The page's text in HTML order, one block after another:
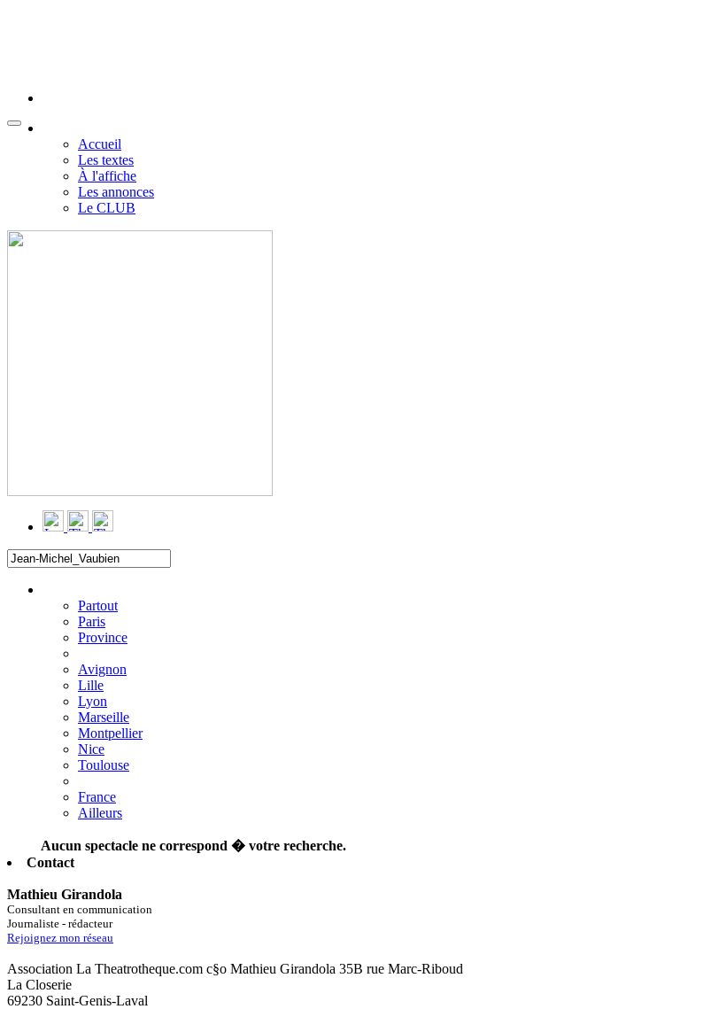
Accueil
Les textes
À l'affiche
Les annonces
Le CLUB
Partout
Paris
Province
Avignon
Lille
Lyon
Marseille
Montpellier
Nice
Toulouse
France
Ailleurs
Aucun spectacle ne correspond � votre recherche.
Contact
Mathieu Girandola
Consultant en communication
Journaliste - rédacteur
Rejoignez mon réseau
Association La Theatrotheque.com c§o Mathieu Girandola 35B rue Marc-Riboud
La Closerie
69230 Saint-Genis-Laval